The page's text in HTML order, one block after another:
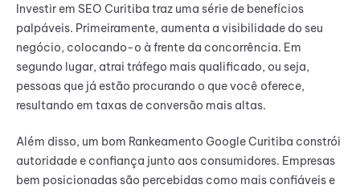
Investir em SEO Curitiba traz uma série de benefícios
palpáveis. Primeiramente, aumenta a visibilidade do seu
negócio, colocando-o à frente da concorrência. Em
segundo lugar, atrai tráfego mais qualificado, ou seja,
pessoas que já estão procurando o que você oferece,
resultando em taxas de conversão mais altas.
Além disso, um bom Rankeamento Google Curitiba constrói
autoridade e confiança junto aos consumidores. Empresas
bem posicionadas são percebidas como mais confiáveis e